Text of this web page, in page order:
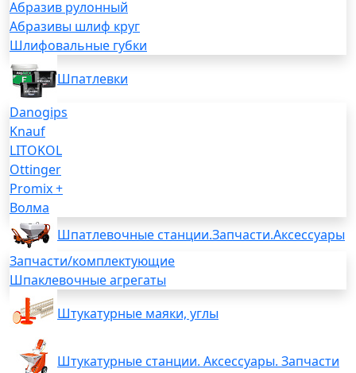
Абразив рулонный
Абразивы шлиф круг
Шлифовальные губки
Шпатлевки
Danogips
Knauf
LITOKOL
Ottinger
Promix +
Волма
Шпатлевочные станции.Запчасти.Аксессуары
Запчасти/комплектующие
Шпаклевочные агрегаты
Штукатурные маяки, углы
Штукатурные станции. Аксессуары. Запчасти